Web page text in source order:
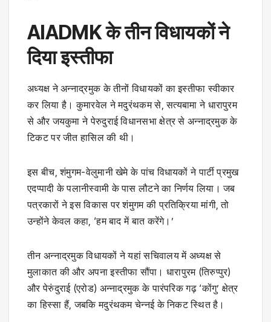
AIADMK के तीन विधायकों ने
दिया इस्तीफा
अध्यक्ष ने अन्नाद्रमुक के तीनों विधायकों का इस्तीफा स्वीकार
कर लिया है। कुमारवेल ने मदुरंथकम से, सत्यबामा ने धारापुरम
से और जयकुमा ने पेरुदुराई विधानसभा क्षेत्र से अन्नाद्रमुक के
टिकट पर जीत हासिल की थी।
इस बीच, शंमुगम-वेलुमानी खेमे के पांच विधायकों ने पार्टी प्रमुख
एदप्पादी के पलानीस्वामी के पास लौटने का निर्णय लिया। जब
पत्रकारों ने इस विकास पर शंमुगम की प्रतिक्रिया मांगी, तो
उन्होंने केवल कहा, ‘हम बाद में बात करेंगे।’
तीन अन्नाद्रमुक विधायकों ने यहां सचिवालय में अध्यक्ष से
मुलाकात की और अपना इस्तीफा सौंपा। धारापुरम (तिरुप्पुर)
और पेरुंदुराई (एरोड) अन्नाद्रमुक के पारंपरिक गढ़ ‘कोंगु’ क्षेत्र
का हिस्सा हैं, जबकि मदुरंथकम चेन्नई के निकट स्थित है।